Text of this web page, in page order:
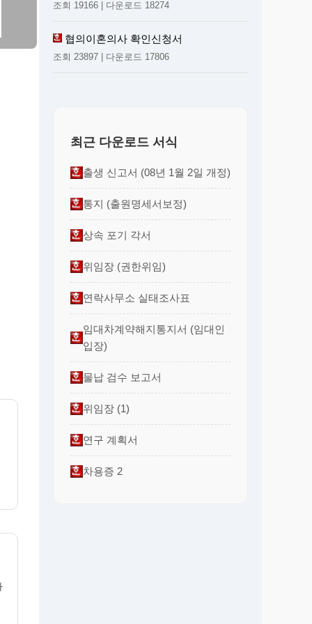
조회 19166 | 다운로드 18274
협의이혼의사 확인신청서
조회 23897 | 다운로드 17806
최근 다운로드 서식
출생 신고서 (08년 1월 2일 개정)
통지 (출원명세서보정)
상속 포기 각서
위임장 (권한위임)
연락사무소 실태조사표
임대차계약해지통지서 (임대인
입장)
물납 검수 보고서
위임장 (1)
연구 계획서
차용증 2